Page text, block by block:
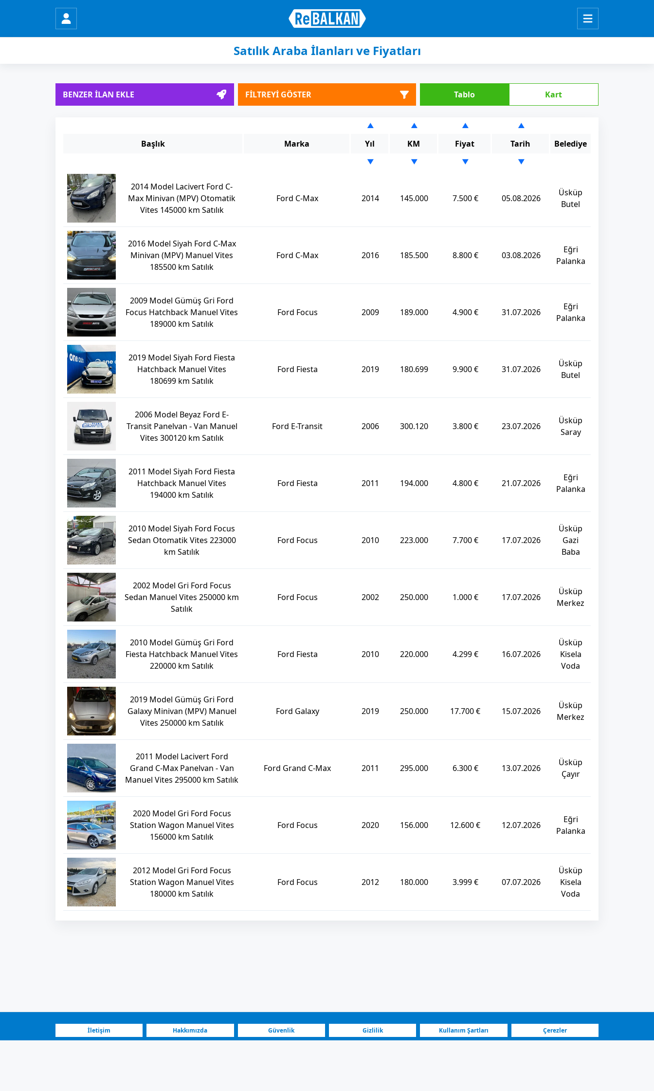
Satılık Araba İlanları ve Fiyatları
BENZER İLAN EKLE FİLTREYİ GÖSTER Tablo Kart
▲ ▲ ▲ ▲
Başlık Marka Yıl KM Fiyat Tarih Belediye
▼ ▼ ▼ ▼
2014 Model Lacivert Ford C-
Max Minivan (MPV) Otomatik
Vites 145000 km Satılık
Ford C-Max 2014 145.000 7.500 € 05.08.2026
Üsküp
Butel
2016 Model Siyah Ford C-Max
Minivan (MPV) Manuel Vites
185500 km Satılık
Ford C-Max 2016 185.500 8.800 € 03.08.2026
Eğri
Palanka
2009 Model Gümüş Gri Ford
Focus Hatchback Manuel Vites
189000 km Satılık
Ford Focus 2009 189.000 4.900 € 31.07.2026
Eğri
Palanka
2019 Model Siyah Ford Fiesta
Hatchback Manuel Vites
180699 km Satılık
Ford Fiesta 2019 180.699 9.900 € 31.07.2026
Üsküp
Butel
2006 Model Beyaz Ford E-
Transit Panelvan - Van Manuel
Vites 300120 km Satılık
Ford E-Transit 2006 300.120 3.800 € 23.07.2026
Üsküp
Saray
2011 Model Siyah Ford Fiesta
Hatchback Manuel Vites
194000 km Satılık
Ford Fiesta 2011 194.000 4.800 € 21.07.2026
Eğri
Palanka
2010 Model Siyah Ford Focus
Sedan Otomatik Vites 223000
km Satılık
Ford Focus 2010 223.000 7.700 € 17.07.2026
Üsküp
Gazi
Baba
2002 Model Gri Ford Focus
Sedan Manuel Vites 250000 km
Satılık
Ford Focus 2002 250.000 1.000 € 17.07.2026
Üsküp
Merkez
2010 Model Gümüş Gri Ford
Fiesta Hatchback Manuel Vites
220000 km Satılık
Ford Fiesta 2010 220.000 4.299 € 16.07.2026
Üsküp
Kisela
Voda
2019 Model Gümüş Gri Ford
Galaxy Minivan (MPV) Manuel
Vites 250000 km Satılık
Ford Galaxy 2019 250.000 17.700 € 15.07.2026
Üsküp
Merkez
2011 Model Lacivert Ford
Grand C-Max Panelvan - Van
Manuel Vites 295000 km Satılık
Ford Grand C-Max 2011 295.000 6.300 € 13.07.2026
Üsküp
Çayır
2020 Model Gri Ford Focus
Station Wagon Manuel Vites
156000 km Satılık
Ford Focus 2020 156.000 12.600 € 12.07.2026
Eğri
Palanka
2012 Model Gri Ford Focus
Station Wagon Manuel Vites
180000 km Satılık
Ford Focus 2012 180.000 3.999 € 07.07.2026
Üsküp
Kisela
Voda
İletişim Hakkımızda Güvenlik Gizlilik Kullanım Şartları Çerezler